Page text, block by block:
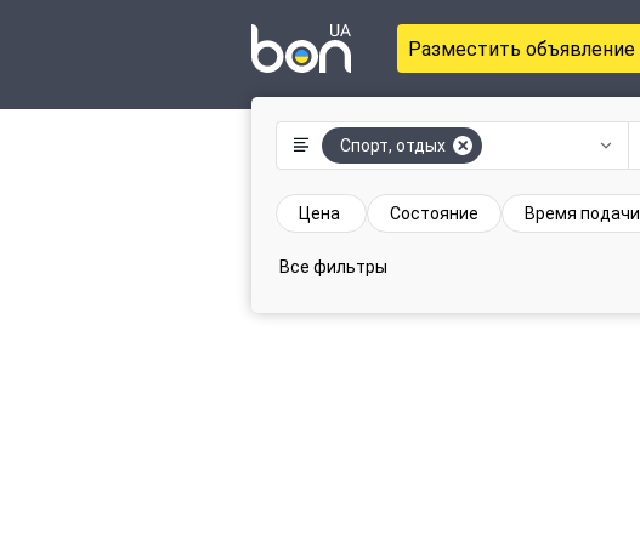
Разместить объявление
Спорт, отдых
Цена Состояние Время подачи
Все фильтры